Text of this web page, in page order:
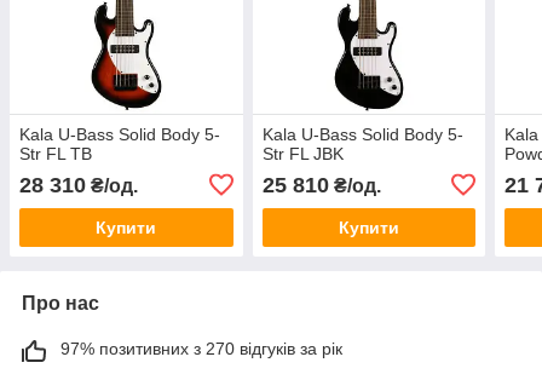
Kala U-Bass Solid Body 5-
Str FL TB
28 310 ₴/од.
Купити
Kala U-Bass Solid Body 5-
Str FL JBK
25 810₴/од.
Купити
21
Про нас
97% позитивних з 270 відгуків за рік